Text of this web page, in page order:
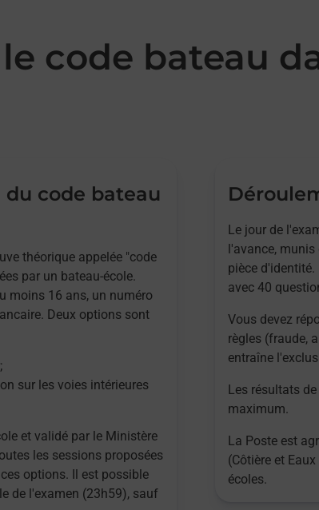
code bateau
code bateau
théorique appelée "code
par un bateau-école.
moins 16 ans, un numéro
Deux options sont
sur les voies intérieures
et validé par le Ministère
les sessions proposées
options. Il est possible
de l'examen (23h59), sauf
Le jour de
l'avance,
pièce
avec 40
Vous devez
règles (fraude,
entraîne
Les résultats
maximum.
La Poste est
(Côtière et
écoles.